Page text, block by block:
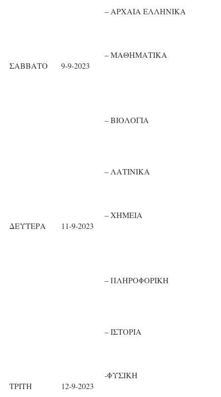
ΣΑΒΒΑΤΟ 9-9-2023
– ΑΡΧΑΙΑ ΕΛΛΗΝΙΚΑ
– ΜΑΘΗΜΑΤΙΚΑ
– ΒΙΟΛΟΓΙΑ
ΔΕΥΤΕΡΑ 11-9-2023
– ΛΑΤΙΝΙΚΑ
– ΧΗΜΕΙΑ
– ΠΛΗΡΟΦΟΡΙΚΗ
ΤΡΙΤΗ 12-9-2023
– ΙΣΤΟΡΙΑ
-ΦΥΣΙΚΗ